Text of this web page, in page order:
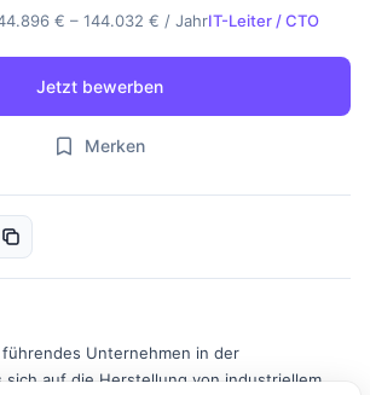
€ – 144.032 € / JahrIT-Leiter / CTO
Jetzt bewerben
Merken
Unternehmen in der
sich auf die Herstellung von industriellem